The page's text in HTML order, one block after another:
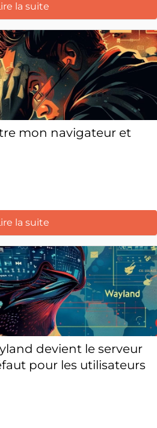
la suite
mon navigateur et
la suite
devient le serveur
pour les utilisateurs